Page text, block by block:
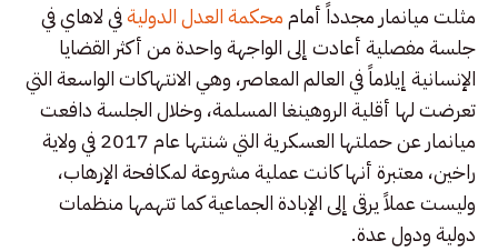
مثلت ميانمار مجدداً أماممحكمة العدل الدوليةفي لاهاي في
جلسة مفصلية أعادت إلى الواجهة واحدة من أكثر القضايا
الإنسانية إيلاماً في العالم المعاصر، وهي الانتهاكات الواسعة التي
تعرضت لها أقلية الروهينغا المسلمة، وخلال الجلسة دافعت
ميانمار عن حملتها العسكرية التي شنتها عام 2017 في ولاية
راخين، معتبرة أنها كانت عملية مشروعة لمكافحة الإرهاب،
وليست عملاً يرقى إلى الإبادة الجماعية كما تتهمها منظمات
دولية ودول عدة.